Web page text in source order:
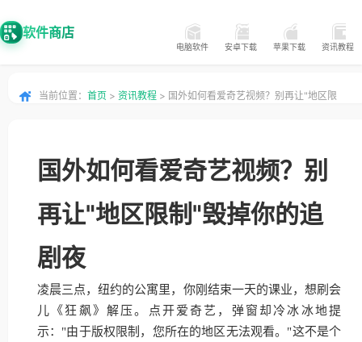
软件商店
电脑软件 安卓下载 苹果下载 资讯教程
当前位置： 首页 > 资讯教程 > 国外如何看爱奇艺视频？别再让"地区限
国外如何看爱奇艺视频？别
再让"地区限制"毁掉你的追
剧夜
凌晨三点，纽约的公寓里，你刚结束一天的课业，想刷会
儿《狂飙》解压。点开爱奇艺，弹窗却冷冰冰地提
示："由于版权限制，您所在的地区无法观看。"这不是个